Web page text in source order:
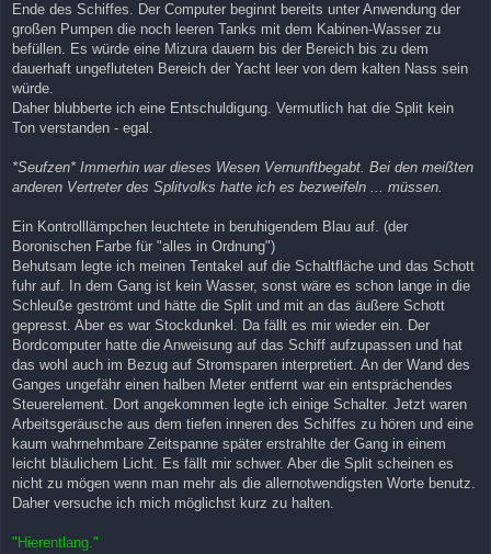
Ende des Schiffes. Der Computer beginnt bereits unter Anwendung der
großen Pumpen die noch leeren Tanks mit dem Kabinen-Wasser zu
befüllen. Es würde eine Mizura dauern bis der Bereich bis zu dem
dauerhaft ungefluteten Bereich der Yacht leer von dem kalten Nass sein
würde.
Daher blubberte ich eine Entschuldigung. Vermutlich hat die Split kein
Ton verstanden - egal.
*Seufzen* Immerhin war dieses Wesen Vernunftbegabt. Bei den meißten
anderen Vertreter des Splitvolks hatte ich es bezweifeln ... müssen.
Ein Kontrolllämpchen leuchtete in beruhigendem Blau auf. (der
Boronischen Farbe für "alles in Ordnung")
Behutsam legte ich meinen Tentakel auf die Schaltfläche und das Schott
fuhr auf. In dem Gang ist kein Wasser, sonst wäre es schon lange in die
Schleuße geströmt und hätte die Split und mit an das äußere Schott
gepresst. Aber es war Stockdunkel. Da fällt es mir wieder ein. Der
Bordcomputer hatte die Anweisung auf das Schiff aufzupassen und hat
das wohl auch im Bezug auf Stromsparen interpretiert. An der Wand des
Ganges ungefähr einen halben Meter entfernt war ein entsprächendes
Steuerelement. Dort angekommen legte ich einige Schalter. Jetzt waren
Arbeitsgeräusche aus dem tiefen inneren des Schiffes zu hören und eine
kaum wahrnehmbare Zeitspanne später erstrahlte der Gang in einem
leicht bläulichem Licht. Es fällt mir schwer. Aber die Split scheinen es
nicht zu mögen wenn man mehr als die allernotwendigsten Worte benutz.
Daher versuche ich mich möglichst kurz zu halten.
"Hierentlang."